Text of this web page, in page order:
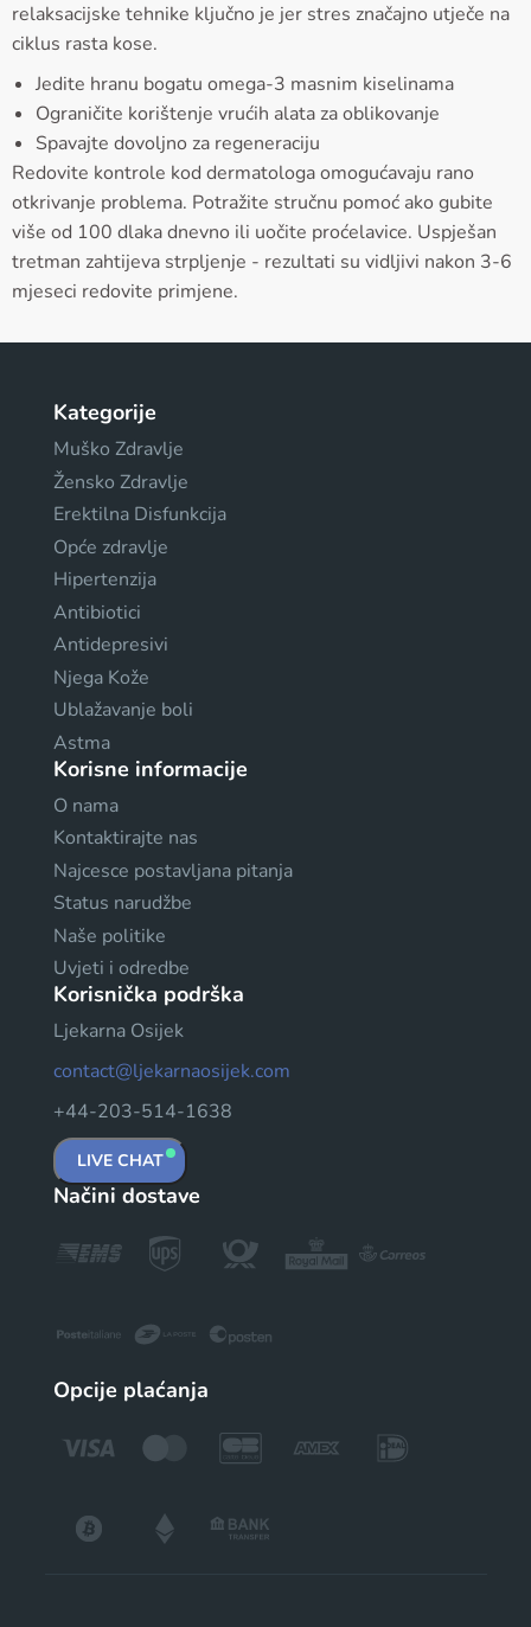
relaksacijske tehnike ključno je jer stres značajno utječe na
ciklus rasta kose.
Jedite hranu bogatu omega-3 masnim kiselinama
Ograničite korištenje vrućih alata za oblikovanje
Spavajte dovoljno za regeneraciju
Redovite kontrole kod dermatologa omogućavaju rano
otkrivanje problema. Potražite stručnu pomoć ako gubite
više od 100 dlaka dnevno ili uočite proćelavice. Uspješan
tretman zahtijeva strpljenje - rezultati su vidljivi nakon 3-6
mjeseci redovite primjene.
Kategorije
Muško Zdravlje
Žensko Zdravlje
Erektilna Disfunkcija
Opće zdravlje
Hipertenzija
Antibiotici
Antidepresivi
Njega Kože
Ublažavanje boli
Astma
Korisne informacije
O nama
Kontaktirajte nas
Najcesce postavljana pitanja
Status narudžbe
Naše politike
Uvjeti i odredbe
Korisnička podrška
Ljekarna Osijek
contact@ljekarnaosijek.com
+44-203-514-1638
LIVE CHAT
Načini dostave
Opcije plaćanja